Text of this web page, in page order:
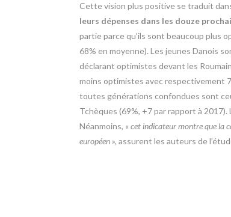
Cette vision plus positive se traduit
leurs dépenses dans les douze
partie parce qu’ils sont beaucoup plus
68% en moyenne). Les jeunes Danois
déclarant optimistes devant les
moins optimistes avec respectivement
toutes générations confondues sont
Tchèques (69%, +7 par rapport à 2017).
Néanmoins, «cet indicateur montre que la
européen», assurent les auteurs de